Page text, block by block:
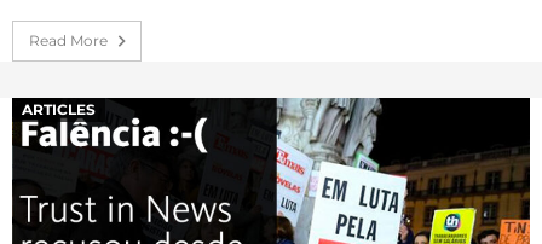
Read More
ARTICLES